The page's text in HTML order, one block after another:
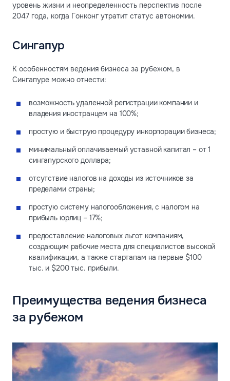
уровень жизни и неопределенность перспектив после
2047 года, когда Гонконг утратит статус автономии.
Сингапур
К особенностям ведения бизнеса за рубежом, в
Сингапуре можно отнести:
возможность удаленной регистрации компании и
владения иностранцем на 100%;
простую и быструю процедуру инкорпорации бизнеса;
минимальный оплачиваемый уставной капитал – от 1
сингапурского доллара;
отсутствие налогов на доходы из источников за
пределами страны;
простую систему налогообложения, с налогом на
прибыль юрлиц – 17%;
предоставление налоговых льгот компаниям,
создающим рабочие места для специалистов высокой
квалификации, а также стартапам на первые $100
тыс. и $200 тыс. прибыли.
Преимущества ведения бизнеса
за рубежом